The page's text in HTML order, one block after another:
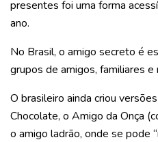
presentes foi uma forma
ano.
No Brasil, o amigo secreto é
grupos de amigos, familiares e
O brasileiro ainda criou
Chocolate, o Amigo da Onça
o amigo ladrão, onde se pode